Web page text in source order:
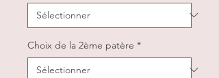
Choix de la 2ème patère *